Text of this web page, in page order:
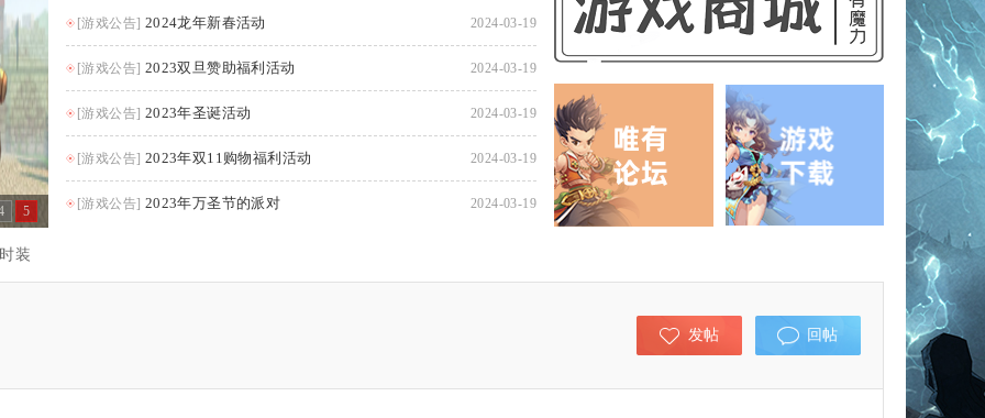
5
[游戏公告] 2024龙年新春活动 2024-03-19
[游戏公告] 2023双旦赞助福利活动 2024-03-19
[游戏公告] 2023年圣诞活动 2024-03-19
[游戏公告] 2023年双11购物福利活动 2024-03-19
[游戏公告] 2023年万圣节的派对 2024-03-19
装
发帖 回帖